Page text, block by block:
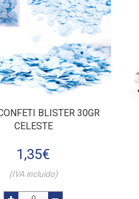
BLISTER 30GR
CELESTE
1,35€
(IVA incluido)